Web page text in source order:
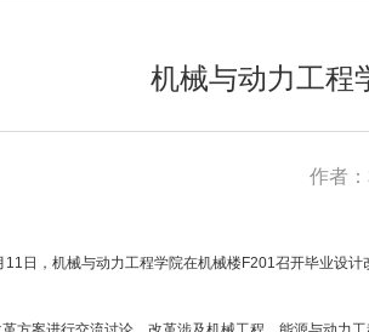
机械与动力工程
作者
11 日，机械与动力工程学院在机械楼F201召开毕业设计